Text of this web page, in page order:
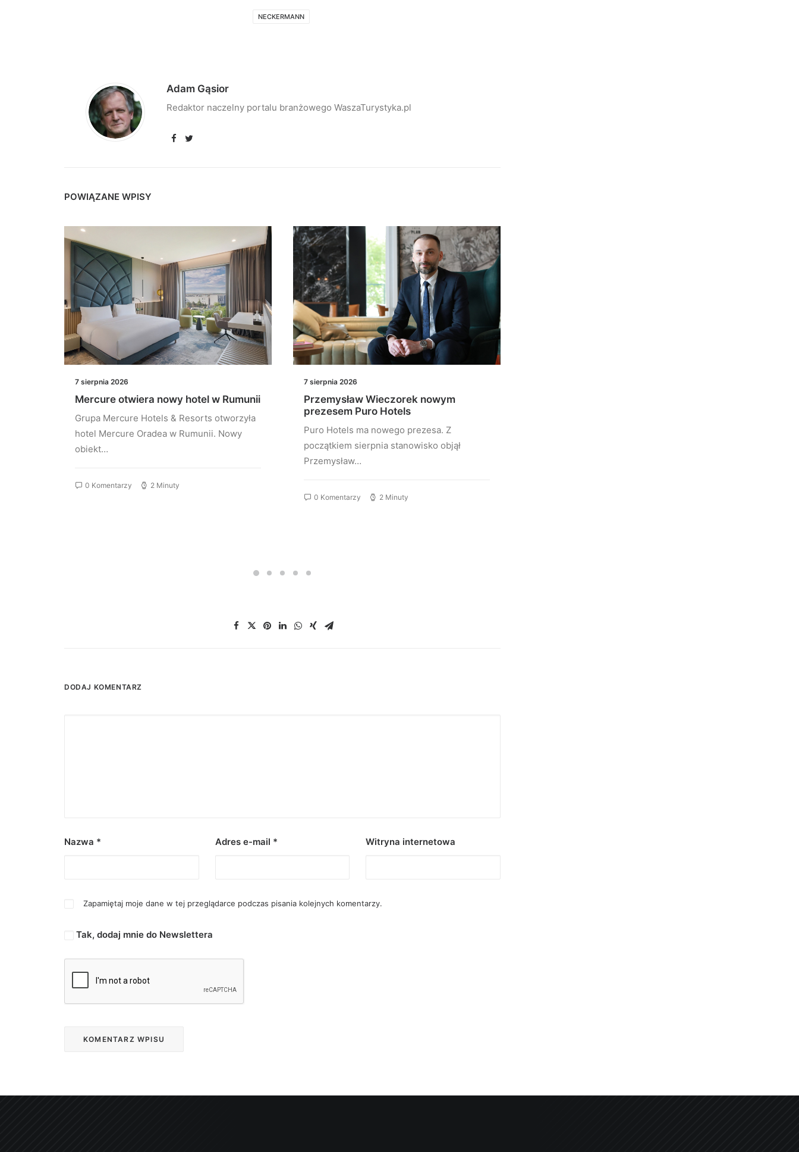
NECKERMANN
Adam Gąsior
Redaktor naczelny portalu branżowego WaszaTurystyka.pl
POWIĄZANE WPISY
7 sierpnia 2026
Mercure otwiera nowy hotel w Rumunii
Grupa Mercure Hotels & Resorts otworzyła
hotel Mercure Oradea w Rumunii. Nowy
obiekt…
0 Komentarzy 2 Minuty
7 sierpnia 2026
Przemysław Wieczorek nowym
prezesem Puro Hotels
Puro Hotels ma nowego prezesa. Z
początkiem sierpnia stanowisko objął
Przemysław…
0 Komentarzy 2 Minuty
DODAJ KOMENTARZ
Nazwa * Adres e-mail * Witryna internetowa
Zapamiętaj moje dane w tej przeglądarce podczas pisania kolejnych komentarzy.
Tak, dodaj mnie do Newslettera